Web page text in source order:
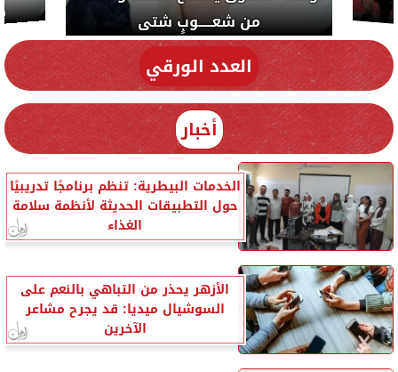
من شعـــــوبٍ شتى دي سياسة
العدد الورقي
أخبار
الخدمات البيطرية: تنظم برنامجًا تدريبيًا
حول التطبيقات الحديثة لأنظمة سلامة
الغذاء
الأزهر يحذر من التباهي بالنعم على
السوشيال ميديا: قد يجرح مشاعر
الآخرين